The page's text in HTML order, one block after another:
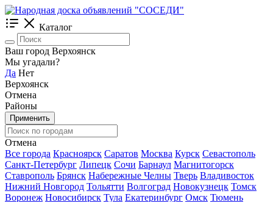
Каталог
Ваш город Верхоянск
Мы угадали?
Да Нет
Верхоянск
Отмена
Районы
Применить
Отмена
Все города Красноярск Саратов Москва Курск Севастополь
Санкт-Петербург Липецк Сочи Барнаул Магнитогорск
Ставрополь Брянск Набережные Челны Тверь Владивосток
Нижний Новгород Тольятти Волгоград Новокузнецк Томск
Воронеж Новосибирск Тула Екатеринбург Омск Тюмень